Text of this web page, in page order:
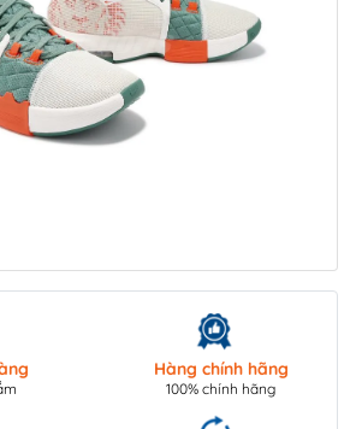
Hàng chính hãng
100% chính hãng